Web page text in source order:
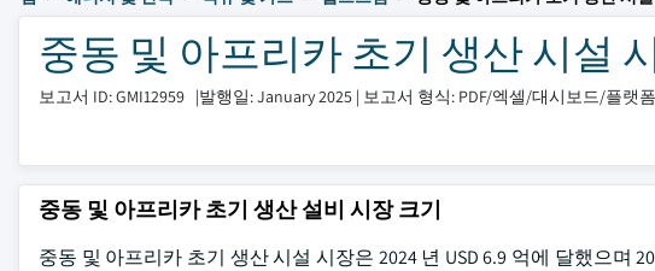
중동 및 아프리카 초기 생산 시설
보고서 ID: GMI12959 |발행일: January 2025 | 보고서 형식: PDF/엑셀/대시보드/플랫폼
중동 및 아프리카 초기 생산 설비 시장 크기
중동 및 아프리카 초기 생산 시설 시장은 2024 년 USD 6.9 억에 달했으며